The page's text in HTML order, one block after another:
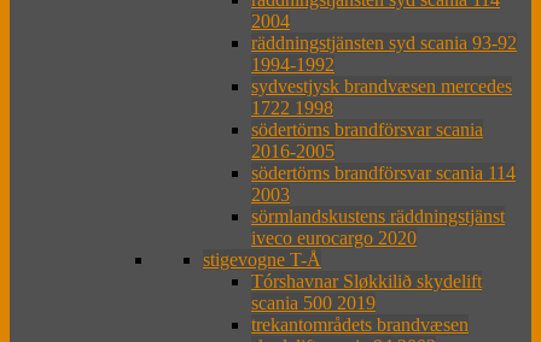
2004
räddningstjänsten syd scania 93-92
1994-1992
sydvestjysk brandvæsen mercedes
1722 1998
södertörns brandförsvar scania
2016-2005
södertörns brandförsvar scania 114
2003
sörmlandskustens räddningstjänst
iveco eurocargo 2020
stigevogne T-Å
Tórshavnar Sløkkilið skydelift
scania 500 2019
trekantområdets brandvæsen